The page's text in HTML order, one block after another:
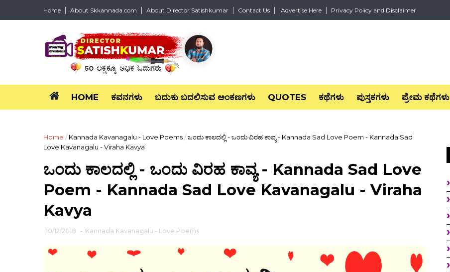
Home About Skkannada.com About Director Satishkumar Contact Us Advertise Here Privacy Policy and Disclaimer
HOME ಕವನಗಳು ಬದುಕು ಬದಲಿಸುವ ಅಂಕಣಗಳು QUOTES ಕಥೆಗಳು ಪುಸ್ತಕಗಳು ಪ್ರೇಮ ಕಥೆಗಳು
Home / Kannada Kavanagalu - Love Poems/ಒಂದು ಕಾಲದಲ್ಲಿ - ಒಂದು ವಿರಹ ಕಾವ್ಯ - Kannada Sad Love Poem - Kannada Sad
Love Kavanagalu - Viraha Kavya
ಒಂದು ಕಾಲದಲ್ಲಿ - ಒಂದು ವಿರಹ ಕಾವ್ಯ - Kannada Sad Love
Poem - Kannada Sad Love Kavanagalu - Viraha
Kavya
10/12/2018 - Kannada Kavanagalu - Love Poems